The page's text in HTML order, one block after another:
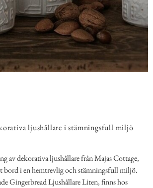
ljushållare i stämningsfull miljö
av dekorativa ljushållare från Majas Cottage,
bord i en hemtrevlig och stämningsfull miljö.
Gingerbread Ljushållare Liten, finns hos